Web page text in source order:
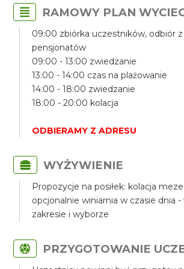
RAMOWY PLAN
09:00 zbiórka uczestników, odbiór
pensjonatów
09:00 - 13:00 zwiedzanie
13:00 - 14:00 czas na plażowanie
14:00 - 18:00 zwiedzanie
18:00 - 20:00 kolacja
ODBIERAMY Z ADRESU
WYŻYWIENIE
Propozycje na posiłek: kolacja
opcjonalnie winiarnia w czasie dnia -
zakresie i wyborze
PRZYGOTOWANIE